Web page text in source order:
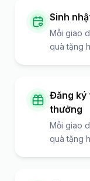
Sinh
Mỗi giao
quà tặng
Đăng ký
thưởng
Mỗi giao
quà tặng